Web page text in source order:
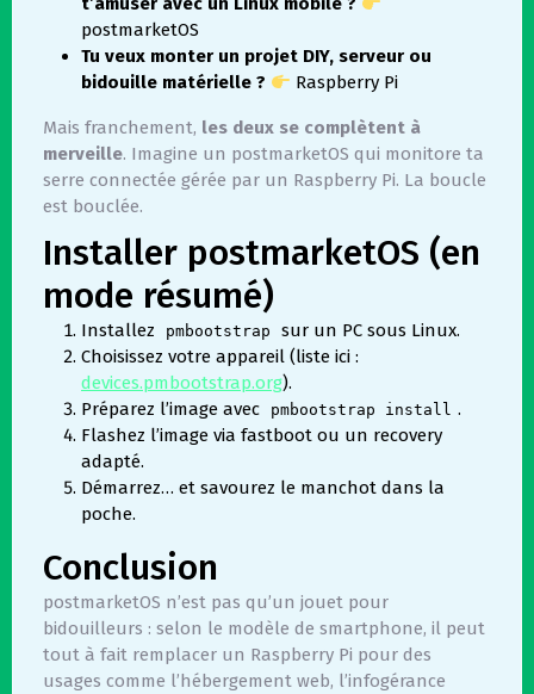
postmarketOS
Tu veux monter un projet DIY, serveur ou
bidouille matérielle ?
Raspberry Pi
Mais franchement, les deux se complètent à
merveille. Imagine un postmarketOS qui monitore ta
serre connectée gérée par un Raspberry Pi. La boucle
est bouclée.
Installer postmarketOS (en
mode résumé)
Installez pmbootstrap
sur un PC sous Linux.
Choisissez votre appareil (liste ici :
devices.pmbootstrap.org).
Préparez l’image avec
pmbootstrap install .
Flashez l’image via fastboot ou un recovery
adapté.
Démarrez… et savourez le manchot dans la
poche.
Conclusion
postmarketOS n’est pas qu’un jouet pour
bidouilleurs : selon le modèle de smartphone, il peut
tout à fait remplacer un Raspberry Pi pour des
usages comme l’hébergement web, l’infogérance